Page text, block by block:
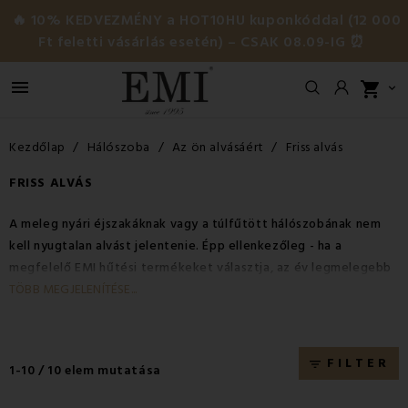
🔥 10% KEDVEZMÉNY a HOT10HU kuponkóddal (12 000
Ft feletti vásárlás esetén) – CSAK 08.09-IG ⏰
 shopping_cart 
Kezdőlap Hálószoba Az ön alvásáért
Friss alvás
FRISS ALVÁS
A meleg nyári éjszakáknak vagy a túlfűtött hálószobának nem
kell nyugtalan alvást jelentenie. Épp ellenkezőleg - ha a
megfelelő EMI hűtési termékeket választja, az év legmelegebb
időszakában is friss, kényelmes és zavartalan alvást élvezhet. A
ideális környezetet biztosítanak az éjszaka folyamán.
Hűsítő takarók - könnyűség és légáteresztő
TÖBB MEGJELENÍTÉSE...
filter_list FILTER
1-10 / 10 elem mutatása